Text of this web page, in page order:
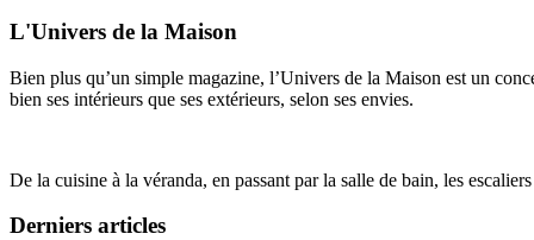
L'Univers de la Maison
Bien plus qu’un simple magazine, l’Univers de la Maison est un
bien ses intérieurs que ses extérieurs, selon ses envies.
De la cuisine à la véranda, en passant par la salle de bain, les
Derniers articles